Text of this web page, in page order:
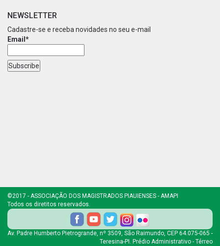
NEWSLETTER
Cadastre-se e receba novidades no seu e-mail
Email*
©2017 - ASSOCIAÇÃO DOS MAGISTRADOS PIAUIENSES - AMAPI
Todos os diretitos reservados.
Av. Padre Humberto Pietrogrande, nº 3509, São Raimundo, CEP 64.075-065 -
Teresina-PI. Prédio Administrativo - Térreo